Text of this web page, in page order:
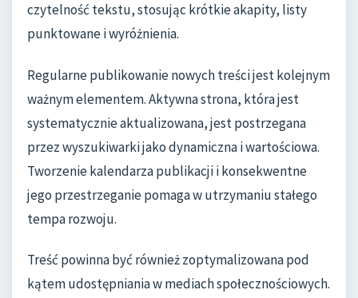
czytelność tekstu, stosując krótkie akapity, listy
punktowane i wyróżnienia.
Regularne publikowanie nowych treści jest kolejnym
ważnym elementem. Aktywna strona, która jest
systematycznie aktualizowana, jest postrzegana
przez wyszukiwarki jako dynamiczna i wartościowa.
Tworzenie kalendarza publikacji i konsekwentne
jego przestrzeganie pomaga w utrzymaniu stałego
tempa rozwoju.
Treść powinna być również zoptymalizowana pod
kątem udostępniania w mediach społecznościowych.